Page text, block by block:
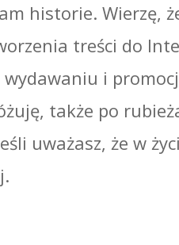
historie. Wierzę,
treści do
i
także po
uważasz, że w